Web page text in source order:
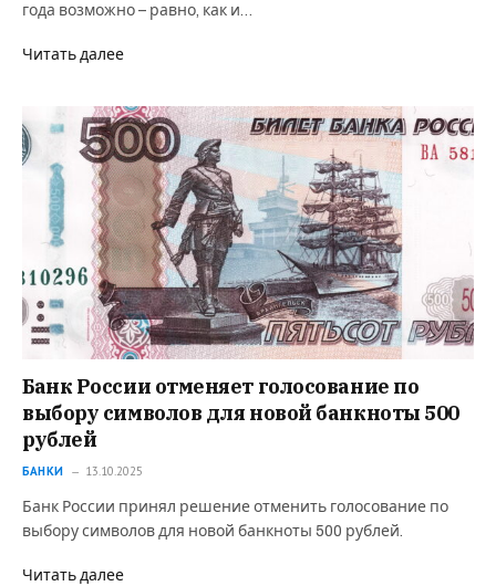
года возможно – равно, как и…
Читать далее
Банк России отменяет голосование по
выбору символов для новой банкноты 500
рублей
БАНКИ 13.10.2025
Банк России принял решение отменить голосование по
выбору символов для новой банкноты 500 рублей.
Читать далее